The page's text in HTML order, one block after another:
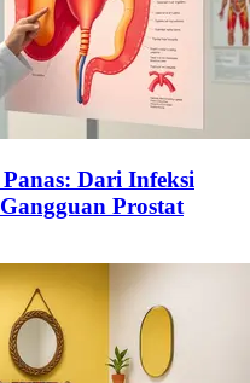
Dari Infeksi
Prostat